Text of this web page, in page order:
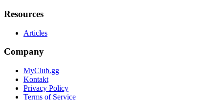
Resources
Articles
Company
MyClub.gg
Kontakt
Privacy Policy
Terms of Service